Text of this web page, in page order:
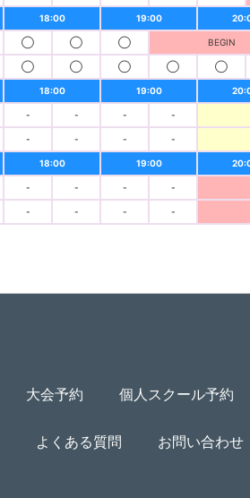
18:00 19:00
◯ ◯ ◯ BEGIN
◯ ◯ ◯ ◯ ◯
18:00 19:00
- - - -
- - - -
18:00 19:00
- - - -
- - - -
大会予約 個人スクール予約
よくある質問 お問い合わせ